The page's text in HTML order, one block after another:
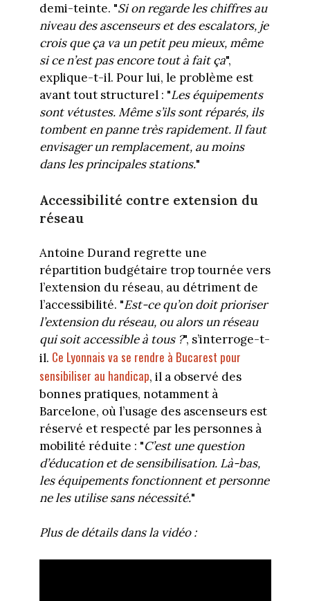
demi-teinte. "Si on regarde les chiffres au
niveau des ascenseurs et des escalators, je
crois que ça va un petit peu mieux, même
si ce n’est pas encore tout à fait ça",
explique-t-il. Pour lui, le problème est
avant tout structurel : "Les équipements
sont vétustes. Même s’ils sont réparés, ils
tombent en panne très rapidement. Il faut
envisager un remplacement, au moins
dans les principales stations."
Accessibilité contre extension du
réseau
Antoine Durand regrette une
répartition budgétaire trop tournée vers
l’extension du réseau, au détriment de
l’accessibilité. "Est-ce qu’on doit prioriser
l’extension du réseau, ou alors un réseau
qui soit accessible à tous ?", s’interroge-t-
il. Ce Lyonnais va se rendre à Bucarest pour
sensibiliser au handicap, il a observé des
bonnes pratiques, notamment à
Barcelone, où l’usage des ascenseurs est
réservé et respecté par les personnes à
mobilité réduite : "C’est une question
d’éducation et de sensibilisation. Là-bas,
les équipements fonctionnent et personne
ne les utilise sans nécessité."
Plus de détails dans la vidéo :